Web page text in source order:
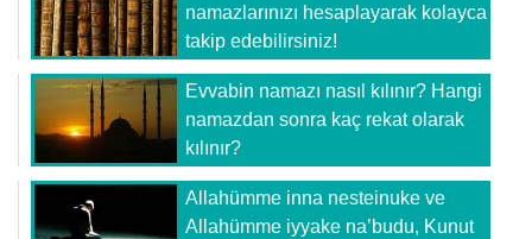
namazlarınızı hesaplayarak kolayca
takip edebilirsiniz!
Evvabin namazı nasıl kılınır? Hangi
namazdan sonra kaç rekat olarak
kılınır?
Allahümme inna nesteinuke ve
Allahümme iyyake na’budu, Kunut